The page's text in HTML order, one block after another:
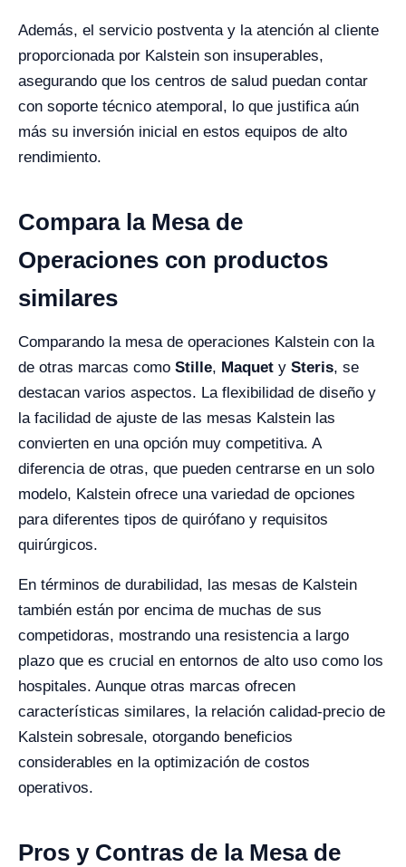
Además, el servicio postventa y la atención al cliente
proporcionada por Kalstein son insuperables,
asegurando que los centros de salud puedan contar
con soporte técnico atemporal, lo que justifica aún
más su inversión inicial en estos equipos de alto
rendimiento.
Compara la Mesa de
Operaciones con productos
similares
Comparando la mesa de operaciones Kalstein con la
de otras marcas como Stille, Maquet y Steris, se
destacan varios aspectos. La flexibilidad de diseño y
la facilidad de ajuste de las mesas Kalstein las
convierten en una opción muy competitiva. A
diferencia de otras, que pueden centrarse en un solo
modelo, Kalstein ofrece una variedad de opciones
para diferentes tipos de quirófano y requisitos
quirúrgicos.
En términos de durabilidad, las mesas de Kalstein
también están por encima de muchas de sus
competidoras, mostrando una resistencia a largo
plazo que es crucial en entornos de alto uso como los
hospitales. Aunque otras marcas ofrecen
características similares, la relación calidad-precio de
Kalstein sobresale, otorgando beneficios
considerables en la optimización de costos
operativos.
Pros y Contras de la Mesa de